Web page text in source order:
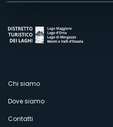
Menù
secondario
Chi siamo
Dove siamo
Contatti